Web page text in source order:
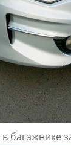
багажнике